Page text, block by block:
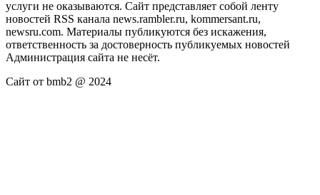
услуги не оказываются. Сайт представляет собой ленту
новостей RSS канала news.rambler.ru, kommersant.ru,
newsru.com. Материалы публикуются без искажения,
ответственность за достоверность публикуемых новостей
Администрация сайта не несёт.
Сайт от bmb2 @ 2024